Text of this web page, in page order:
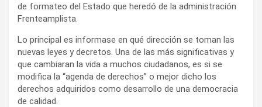
de formateo del Estado que heredó de la administración
Frenteamplista.
Lo principal es informase en qué dirección se toman las
nuevas leyes y decretos. Una de las más significativas y
que cambiaran la vida a muchos ciudadanos, es si se
modifica la “agenda de derechos” o mejor dicho los
derechos adquiridos como desarrollo de una democracia
de calidad.